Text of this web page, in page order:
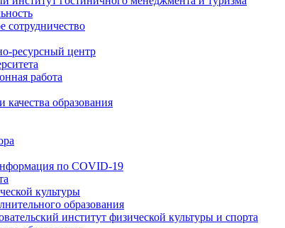
сотрудничество
ресурсный центр
работа
качества образования
по COVID-19
культуры
образования
институт физической культуры и спорта